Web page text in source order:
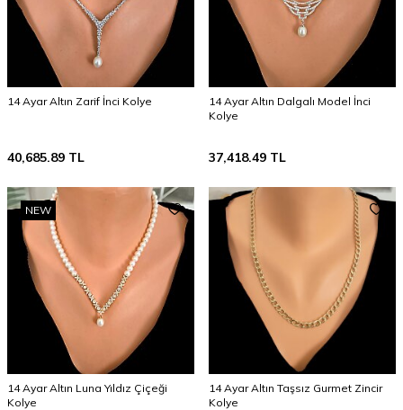
14 Ayar Altın Zarif İnci Kolye
40,685.89 TL
14 Ayar Altın Dalgalı Model İnci
Kolye
37,418.49 TL
NEW
14 Ayar Altın Luna Yıldız Çiçeği
Kolye
14 Ayar Altın Taşsız Gurmet Zincir
Kolye